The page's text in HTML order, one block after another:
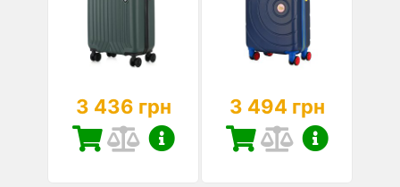
3 436 грн 3 494 грн